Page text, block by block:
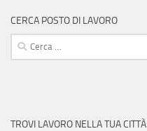
CERCA POSTO DI LAVORO
Ricerca
per:
TROVI LAVORO NELLA TUA CITTÀ